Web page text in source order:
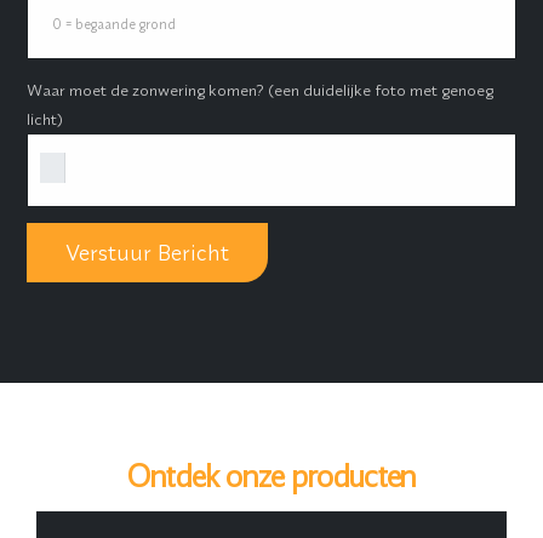
Waar moet de zonwering komen? (een duidelijke foto met genoeg
licht)
Ontdek onze producten